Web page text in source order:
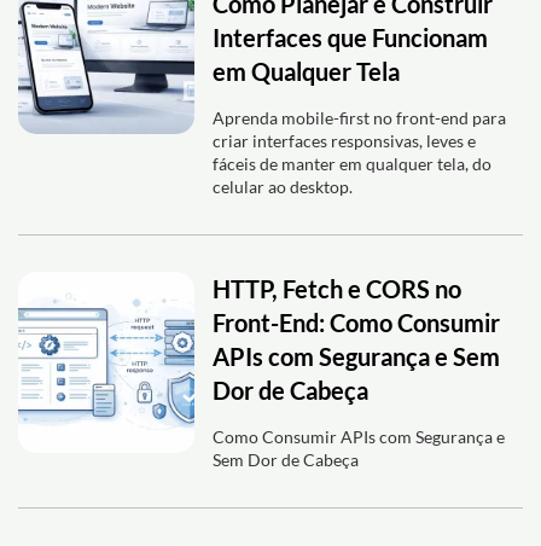
Interfaces que Funcionam
em Qualquer Tela
Aprenda mobile-first no front-end para
criar interfaces responsivas, leves e
fáceis de manter em qualquer tela, do
celular ao desktop.
HTTP, Fetch e CORS no
Front-End: Como Consumir
APIs com Segurança e Sem
Dor de Cabeça
Como Consumir APIs com Segurança e
Sem Dor de Cabeça